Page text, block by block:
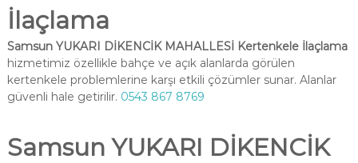
İlaçlama
Samsun YUKARI DİKENCİK MAHALLESİ Kertenkele İlaçlama
hizmetimiz özellikle bahçe ve açık alanlarda görülen
kertenkele problemlerine karşı etkili çözümler sunar. Alanlar
güvenli hale getirilir. 0543 867 8769
Samsun YUKARI DİKENCİK